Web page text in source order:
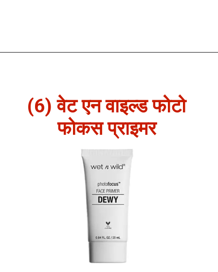
(6) वेट एन वाइल्ड फोटो
फोकस प्राइमर